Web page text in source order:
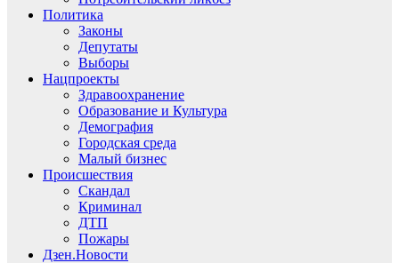
Политика
Законы
Депутаты
Выборы
Нацпроекты
Здравоохранение
Образование и Культура
Демография
Городская среда
Малый бизнес
Происшествия
Скандал
Криминал
ДТП
Пожары
Дзен.Новости